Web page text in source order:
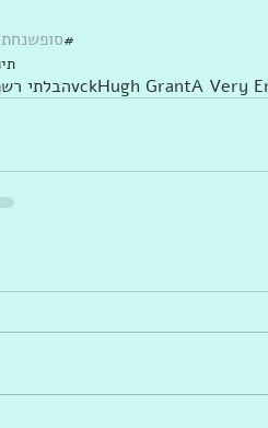
#סופשנחת#
A Very
Hugh Grant
vckהבלתי